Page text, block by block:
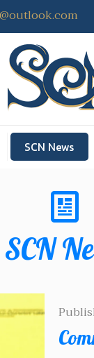
SCN News
SCN